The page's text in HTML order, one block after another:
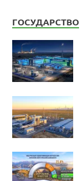
ГОСУДАРСТВО